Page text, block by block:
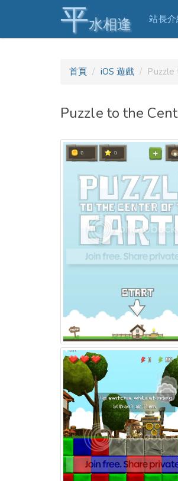
平水相逢 站長介
首頁 iOS 遊戲
Puzzle to the